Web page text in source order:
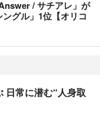
/ サチアレ」が
グル」1位【オリコ
日常に潜む“人身取